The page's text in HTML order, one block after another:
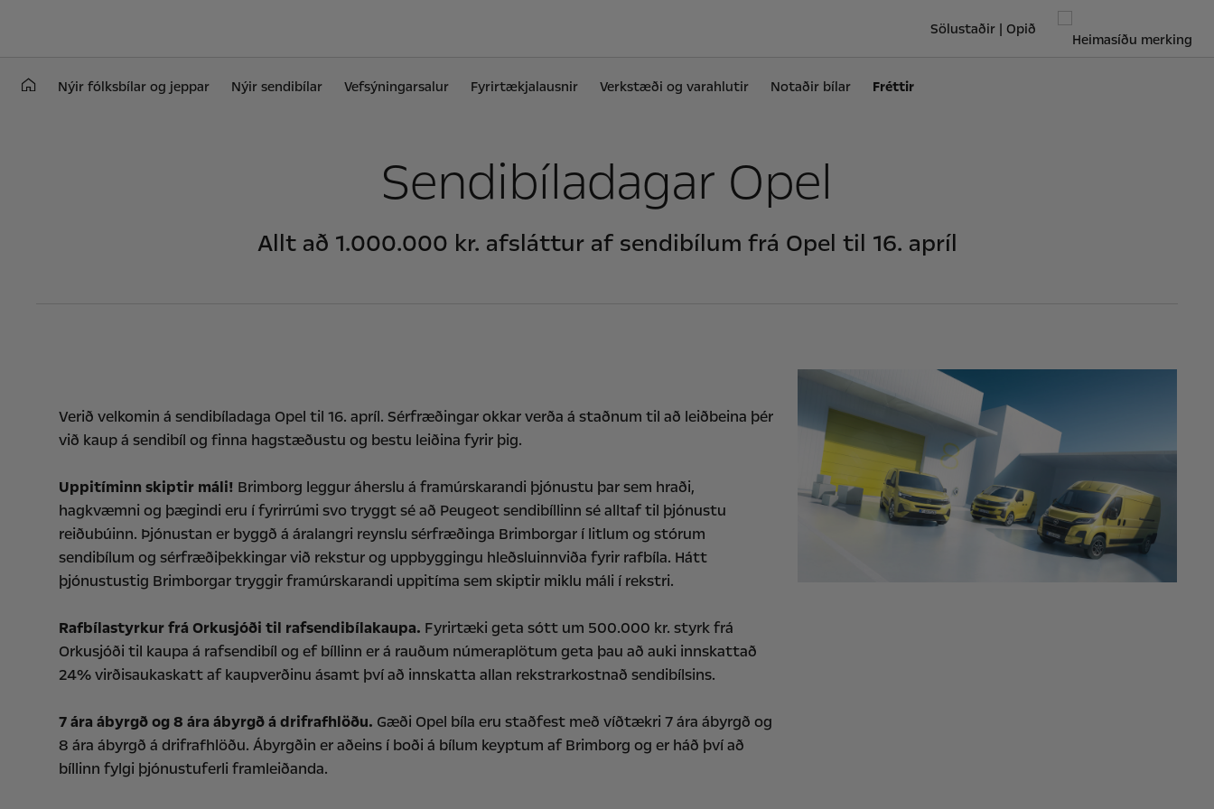
Sölustaðir | Opið
Nýir fólksbílar og jeppar Nýir sendibílar Vefsýningarsalur Fyrirtækjalausnir Verkstæði og varahlutir Notaðir bílar Fréttir
Sendibíladagar Opel
Allt að 1.000.000 kr. afsláttur af sendibílum frá Opel til 16. apríl
Verið velkomin á sendibíladaga Opel til 16. apríl. Sérfræðingar okkar verða á staðnum til að leiðbeina þér
við kaup á sendibíl og finna hagstæðustu og bestu leiðina fyrir þig.
Uppitíminn skiptir máli! Brimborg leggur áherslu á framúrskarandi þjónustu þar sem hraði,
hagkvæmni og þægindi eru í fyrirrúmi svo tryggt sé að Peugeot sendibíllinn sé alltaf til þjónustu
reiðubúinn. Þjónustan er byggð á áralangri reynslu sérfræðinga Brimborgar í litlum og stórum
sendibílum og sérfræðiþekkingar við rekstur og uppbyggingu hleðsluinnviða fyrir rafbíla. Hátt
þjónustustig Brimborgar tryggir framúrskarandi uppitíma sem skiptir miklu máli í rekstri.
Rafbílastyrkur frá Orkusjóði til rafsendibílakaupa. Fyrirtæki geta sótt um 500.000 kr. styrk frá
Orkusjóði til kaupa á rafsendibíl og ef bíllinn er á rauðum númeraplötum geta þau að auki innskattað
24% virðisaukaskatt af kaupverðinu ásamt því að innskatta allan rekstrarkostnað sendibílsins.
7 ára ábyrgð og 8 ára ábyrgð á drifrafhlöðu. Gæði Opel bíla eru staðfest með víðtækri 7 ára ábyrgð og
8 ára ábyrgð á drifrafhlöðu. Ábyrgðin er aðeins í boði á bílum keyptum af Brimborg og er háð því að
bíllinn fylgi þjónustuferli framleiðanda.